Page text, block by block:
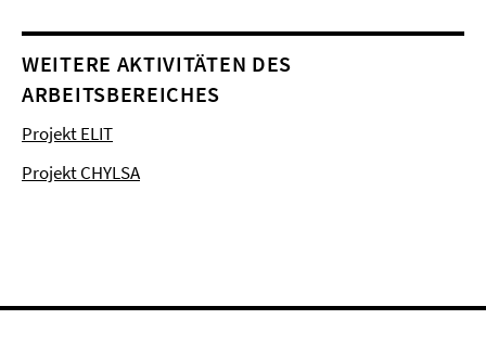
WEITERE AKTIVITÄTEN DES
ARBEITSBEREICHES
Projekt ELIT
Projekt CHYLSA